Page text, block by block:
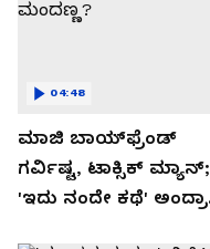
ಮಾಜಿ ಬಾಯ್‌ಫ್ರೆಂಡ್
ಗರ್ವಿಷ್ಟ, ಟಾಕ್ಸಿಕ್ ಮ್ಯಾನ್;
'ಇದು ನಂದೇ ಕಥೆ' ಅಂದ್ರಾ
04:48